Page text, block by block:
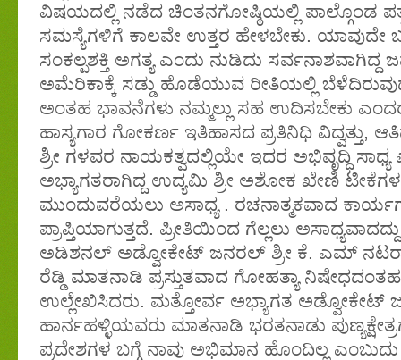
ವಿಷಯದಲ್ಲಿ ನಡೆದ ಚಿಂತನಗೋಷ್ಠಿಯಲ್ಲಿ ಪಾಲ್ಗೊಂಡ
ಸಮಸ್ಯೆಗಳಿಗೆ ಕಾಲವೇ ಉತ್ತರ ಹೇಳಬೇಕು. ಯಾವುದೇ
ಸಂಕಲ್ಪಶಕ್ತಿ ಅಗತ್ಯ ಎಂದು ನುಡಿದು
ಅಮೆರಿಕಾಕ್ಕೆ ಸಡ್ಡು ಹೊಡೆಯುವ ರೀತಿಯಲ್ಲಿ
ಅಂತಹ ಭಾವನೆಗಳು ನಮ್ಮಲ್ಲು ಸಹ ಉದಿಸಬೇಕು
ಹಾಸ್ಯಗಾರ ಗೋಕರ್ಣ ಇತಿಹಾಸದ ಪ್ರತಿನಿಧಿ ವಿದ್ವತ್ತು,
ಶ್ರೀ ಗಳವರ ನಾಯಕತ್ವದಲ್ಲಿಯೇ ಇದರ ಅಭಿವೃದ್ಧಿ
ಅಭ್ಯಾಗತರಾಗಿದ್ದ ಉದ್ಯಮಿ ಶ್ರೀ ಅಶೋಕ ಖೇಣಿ
ಮುಂದುವರೆಯಲು ಅಸಾಧ್ಯ . ರಚನಾತ್ಮಕವಾದ
ಪ್ರಾಪ್ತಿಯಾಗುತ್ತದೆ. ಪ್ರೀತಿಯಿಂದ ಗೆಲ್ಲಲು
ಅಡಿಶನಲ್ ಅಡ್ವೋಕೇಟ್ ಜನರಲ್ ಶ್ರೀ ಕೆ. ಎಮ್
ರೆಡ್ಡಿ ಮಾತನಾಡಿ ಪ್ರಸ್ತುತವಾದ ಗೋಹತ್ಯಾ
ಉಲ್ಲೇಖಿಸಿದರು. ಮತ್ತೋರ್ವ ಅಭ್ಯಾಗತ ಅಡ್ವೋಕೇಟ್
ಹಾರ್ನಹಳ್ಳಿಯವರು ಮಾತನಾಡಿ ಭರತನಾಡು
ಪ್ರದೇಶಗಳ ಬಗ್ಗೆ ನಾವು ಅಭಿಮಾನ ಹೊಂದಿಲ್ಲ